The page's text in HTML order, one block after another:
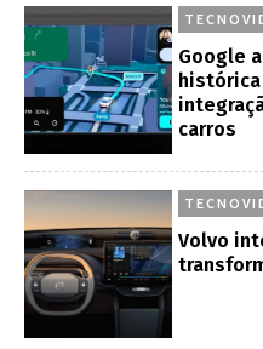
Google
histórica
carros
Volvo